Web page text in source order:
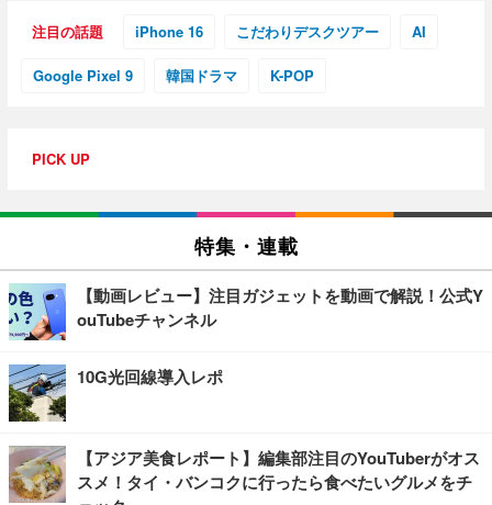
注目の話題 iPhone 16 こだわりデスクツアー AI
Google Pixel 9 韓国ドラマ K-POP
PICK UP
特集・連載
【動画レビュー】注目ガジェットを動画で解説！公式Y
ouTubeチャンネル
10G光回線導入レポ
【アジア美食レポート】編集部注目のYouTuberがオス
スメ！タイ・バンコクに行ったら食べたいグルメをチ